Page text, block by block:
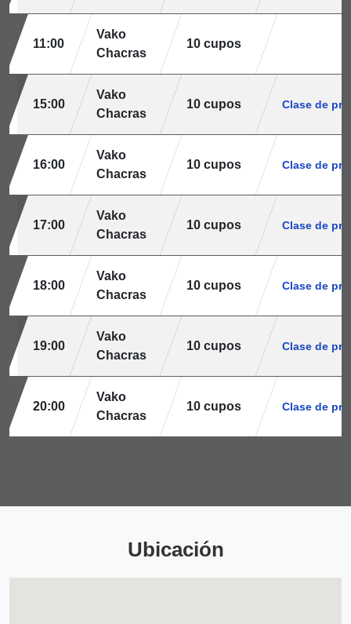
11:00
Vako
Chacras
10 cupos
15:00
Vako
Chacras
10 cupos Clase de
16:00
Vako
Chacras
10 cupos Clase de
17:00
Vako
Chacras
10 cupos Clase de
18:00
Vako
Chacras
10 cupos Clase de
19:00
Vako
Chacras
10 cupos Clase de
20:00
Vako
Chacras
10 cupos Clase de
Ubicación